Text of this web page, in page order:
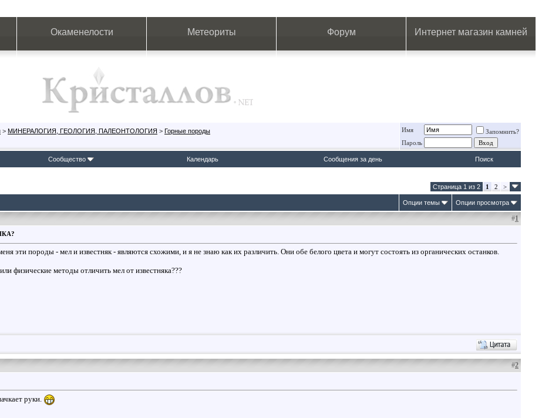
Окаменелости Метеориты Форум Интернет магазин камней
> МИНЕРАЛОГИЯ, ГЕОЛОГИЯ, ПАЛЕОНТОЛОГИЯ > Горные породы Имя
Запомнить?
Пароль
Сообщество Календарь Сообщения за день Поиск
Страница 1 из 2 1 2 >
Опции темы Опции просмотра
#1
эти породы - мел и известняк - являются схожими, и я не знаю как их различить. Они обе белого цвета и могут состоять из органических останков.
физические методы отличить мел от известняка???
#2
руки.